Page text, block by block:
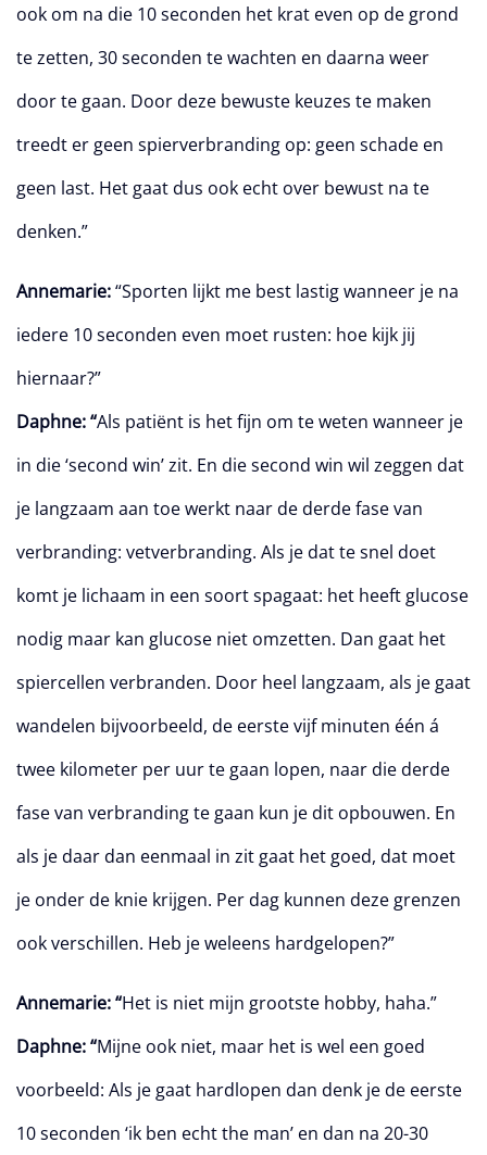
ook om na die 10 seconden het krat even op de grond
te zetten, 30 seconden te wachten en daarna weer
door te gaan. Door deze bewuste keuzes te maken
treedt er geen spierverbranding op: geen schade en
geen last. Het gaat dus ook echt over bewust na te
denken.”
Annemarie:“Sporten lijkt me best lastig wanneer je na
iedere 10 seconden even moet rusten: hoe kijk jij
hiernaar?”
Daphne: “Als patiënt is het fijn om te weten wanneer je
in die ‘second win’ zit. En die second win wil zeggen dat
je langzaam aan toe werkt naar de derde fase van
verbranding: vetverbranding. Als je dat te snel doet
komt je lichaam in een soort spagaat: het heeft glucose
nodig maar kan glucose niet omzetten. Dan gaat het
spiercellen verbranden. Door heel langzaam, als je gaat
wandelen bijvoorbeeld, de eerste vijf minuten één á
twee kilometer per uur te gaan lopen, naar die derde
fase van verbranding te gaan kun je dit opbouwen. En
als je daar dan eenmaal in zit gaat het goed, dat moet
je onder de knie krijgen. Per dag kunnen deze grenzen
ook verschillen. Heb je weleens hardgelopen?”
Annemarie: “Het is niet mijn grootste hobby, haha.”
Daphne: “Mijne ook niet, maar het is wel een goed
voorbeeld: Als je gaat hardlopen dan denk je de eerste
10 seconden ‘ik ben echt the man’ en dan na 20-30